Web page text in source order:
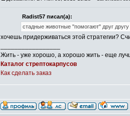
Radist57 писал(а):
стадные животные "помогают" друг
хочешь придерживаться этой стратегии?
Жить - уже хорошо, а хорошо жить - еще
Каталог стрептокарпусов
Как сделать заказ